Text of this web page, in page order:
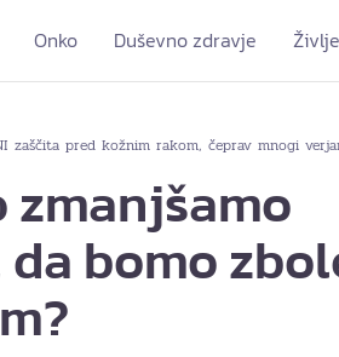
Onko Duševno zdravje
zaščita pred kožnim rakom, čeprav mnogi
zmanjšamo
bomo